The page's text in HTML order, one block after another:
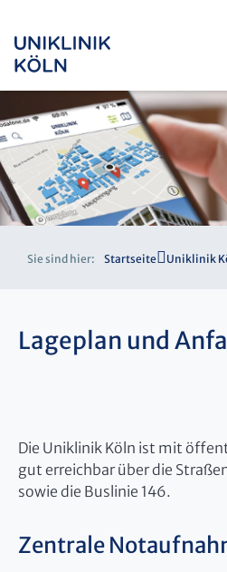
Sie sind hier: Startseite Uniklinik
Lageplan und
Die Uniklinik Köln ist mit
gut erreichbar über die
sowie die Buslinie 146.
Zentrale